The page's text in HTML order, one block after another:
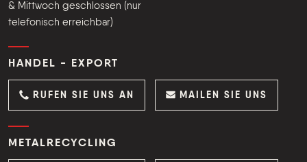
& Mittwoch geschlossen (nur
telefonisch erreichbar)
HANDEL - EXPORT
RUFEN SIE UNS AN MAILEN SIE UNS
METALRECYCLING